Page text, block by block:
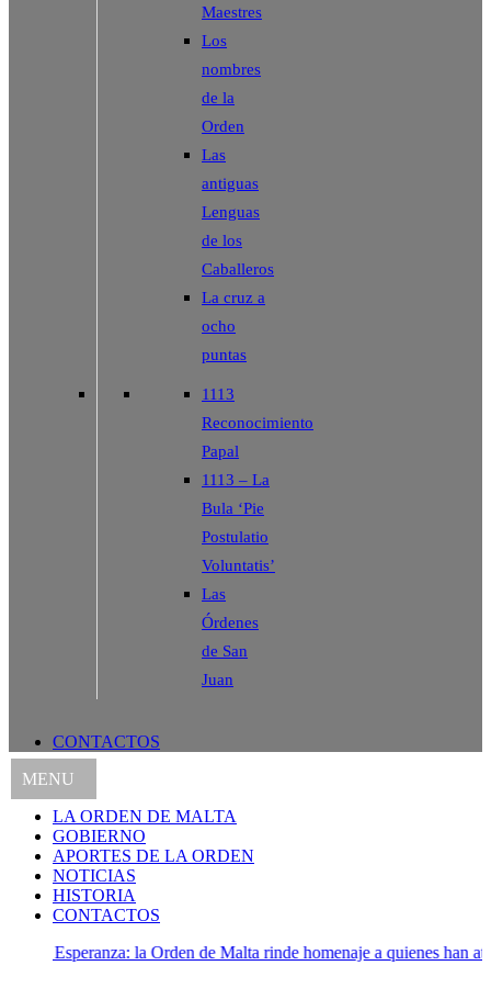
Maestres
Los
nombres
de la
Orden
Las
antiguas
Lenguas
de los
Caballeros
La cruz a
ocho
puntas
1113
Reconocimiento
Papal
1113 – La
Bula ‘Pie
Postulatio
Voluntatis’
Las
Órdenes
de San
Juan
CONTACTOS
MENU
LA ORDEN DE MALTA
GOBIERNO
APORTES DE LA ORDEN
NOTICIAS
HISTORIA
CONTACTOS
la Orden de Malta rinde homenaje a quienes han atendido